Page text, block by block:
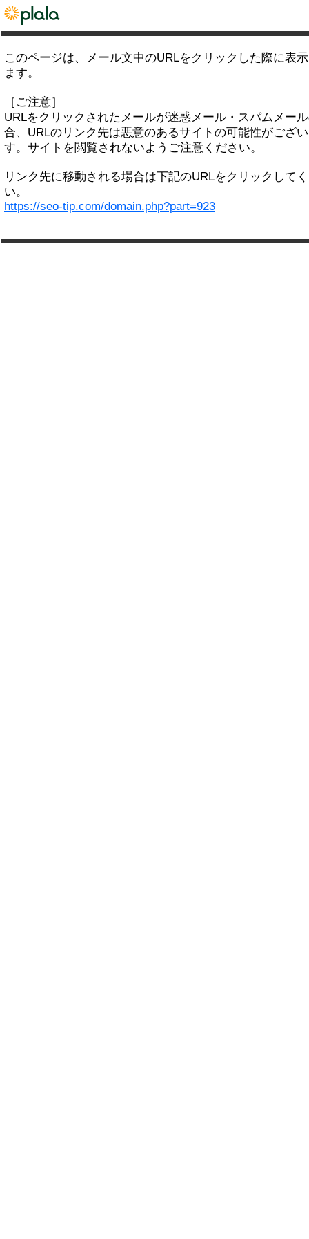
このページは、メール文中のURLをクリックした際に表
ます。
［ご注意］
URLをクリックされたメールが迷惑メール・スパムメー
合、URLのリンク先は悪意のあるサイトの可能性がござ
す。サイトを閲覧されないようご注意ください。
リンク先に移動される場合は下記のURLをクリックして
い。
https://seo-tip.com/domain.php?part=923